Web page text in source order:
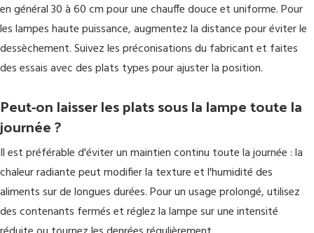
en général 30 à 60 cm pour une chauffe douce et uniforme. Pour
les lampes haute puissance, augmentez la distance pour éviter le
dessèchement. Suivez les préconisations du fabricant et faites
des essais avec des plats types pour ajuster la position.
Peut-on laisser les plats sous la lampe toute la
journée ?
Il est préférable d'éviter un maintien continu toute la journée : la
chaleur radiante peut modifier la texture et l'humidité des
aliments sur de longues durées. Pour un usage prolongé, utilisez
des contenants fermés et réglez la lampe sur une intensité